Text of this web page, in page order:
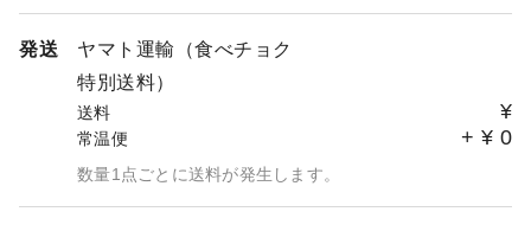
発送
ヤマト運輸（食べチョク
特別送料）
送料 ¥
常温便 + ¥ 0
数量1点ごとに送料が発生します。